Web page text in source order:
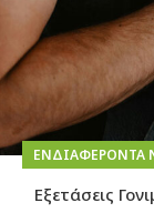
ΕΝΔΙΑΦΈΡΟΝΤΑ
Εξετάσεις